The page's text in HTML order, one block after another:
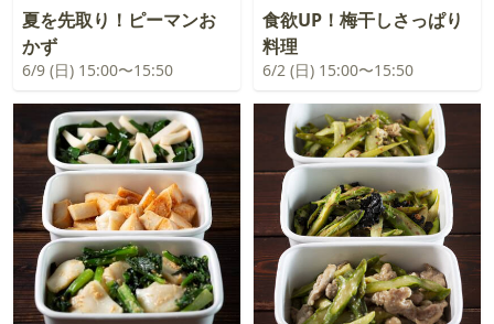
夏を先取り！ピーマンお
かず
6/9 (日) 15:00〜15:50
食欲UP！梅干しさっぱり
料理
6/2 (日) 15:00〜15:50